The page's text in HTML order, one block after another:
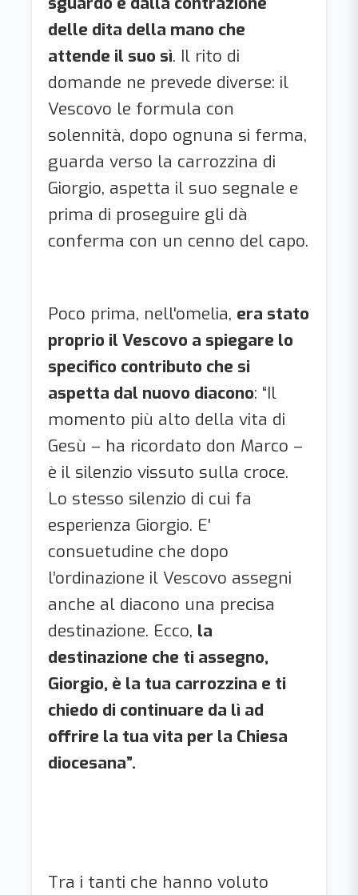
delle dita della mano che
attende il suo sì. Il rito di
domande ne prevede diverse: il
Vescovo le formula con
solennità, dopo ognuna si ferma,
guarda verso la carrozzina di
Giorgio, aspetta il suo segnale e
prima di proseguire gli dà
conferma con un cenno del capo.
Poco prima, nell'omelia, era stato
proprio il Vescovo a spiegare lo
specifico contributo che si
aspetta dal nuovo diacono: “Il
momento più alto della vita di
Gesù – ha ricordato don Marco –
è il silenzio vissuto sulla croce.
Lo stesso silenzio di cui fa
esperienza Giorgio. E'
consuetudine che dopo
l’ordinazione il Vescovo assegni
anche al diacono una precisa
destinazione. Ecco, la
destinazione che ti assegno,
Giorgio, è la tua carrozzina e ti
chiedo di continuare da lì ad
offrire la tua vita per la Chiesa
diocesana”.
Tra i tanti che hanno voluto